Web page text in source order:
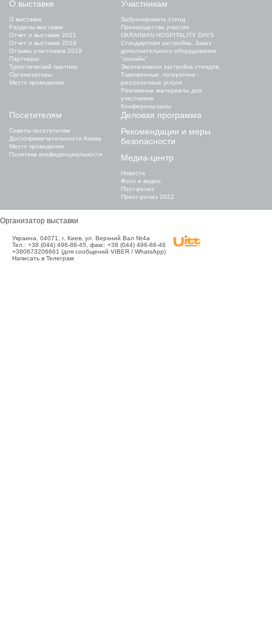
О выставке
О выставке
Разделы выставки
Отчет о выставке 2021
Отчет о выставке 2019
Отзывы участников 2019
Партнеры
Туристический партнер
Организаторы
Место проведения
Участникам
Забронировать стенд
Преимущества участия
UKRAINIAN HOSPITALITY DAYS
Стандартная застройка. Заказ
дополнительного оборудования
"онлайн"
Эксклюзивная застройка стендов
Таможенные, погрузочно -
разгрузочные услуги
Рекламные материалы для
участников
Конференц-залы
Посетителям
Советы посетителям
Достопримечательности Киева
Место проведения
Политика конфиденциальности
Деловая программа
Рекомендации и меры
безопасности
Медиа-центр
Новости
Фото и видео
Пост-релиз
Пресс-релиз 2022
Организатор выставки
Украина, 04071, г. Киев, ул. Верхний Вал №4а
Тел.: +38 (044) 496-86-45, факс: +38 (044) 496-86-46
+380673206661 (для сообщений VIBER / WhatsApp)
Написать в Телеграм